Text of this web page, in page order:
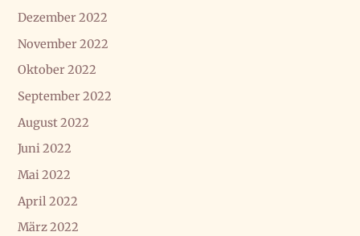
Dezember 2022
November 2022
Oktober 2022
September 2022
August 2022
Juni 2022
Mai 2022
April 2022
März 2022